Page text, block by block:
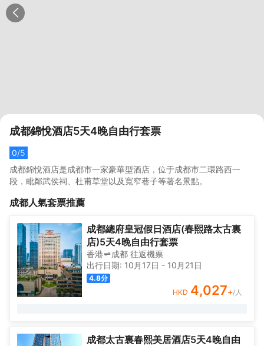
成都錦悅酒店5天4晚自由行套票
0/5
成都錦悅酒店是成都市一家豪華型酒店，位于成都市二環路西一
段，毗鄰武侯祠、杜甫草堂以及寬窄巷子等著名景點。
成都人氣套票推薦
成都總府皇冠假日酒店(春熙路太古裏
店)5天4晚自由行套票
香港 成都 往返機票
出行日期: 10月17日 - 10月21日
4.8分
HKD 4,027+/人
成都太古裏春熙美居酒店5天4晚自由